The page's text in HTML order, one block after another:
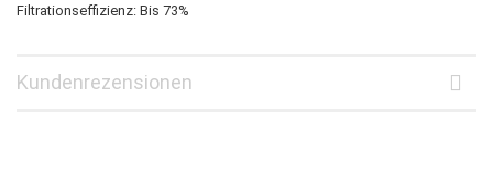
Filtrationseffizienz: Bis 73%
Kundenrezensionen